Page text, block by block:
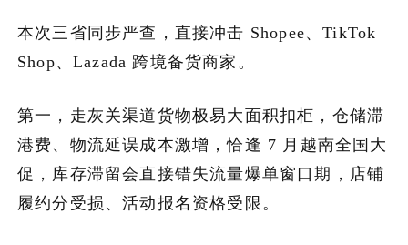
本次三省同步严查，直接冲击 Shopee、TikTok
Shop、Lazada 跨境备货商家。
第一，走灰关渠道货物极易大面积扣柜，仓储滞
港费、物流延误成本激增，恰逢 7 月越南全国大
促，库存滞留会直接错失流量爆单窗口期，店铺
履约分受损、活动报名资格受限。